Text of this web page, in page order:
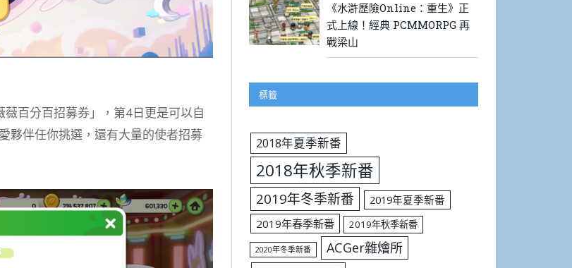
百分百招募券」，第4日更是可以自
夥伴任你挑選，還有大量的使者招募
《水滸歷險Online：重生》正
式上線！經典 PCMMORPG 再
戰梁山
標籤
2018年夏季新番
2018年秋季新番
2019年冬季新番
2019年夏季新番
2019年春季新番
2019年秋季新番
2020年冬季新番 ACGer雜燴所